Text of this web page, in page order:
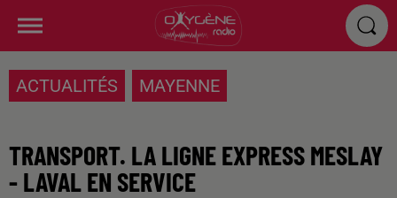
ACTUALITÉS MAYENNE
TRANSPORT. LA LIGNE EXPRESS MESLAY
- LAVAL EN SERVICE